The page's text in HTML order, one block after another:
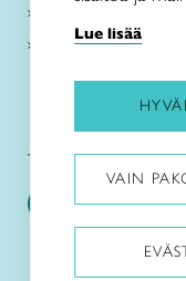
Kirjaudu Arviin
Kirjaudu
Taitoliitto:
Lue lisää
VAIN